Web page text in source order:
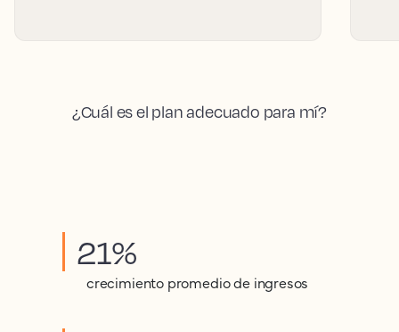
¿Cuál es el plan adecuado para mí?
21%
crecimiento promedio de ingresos